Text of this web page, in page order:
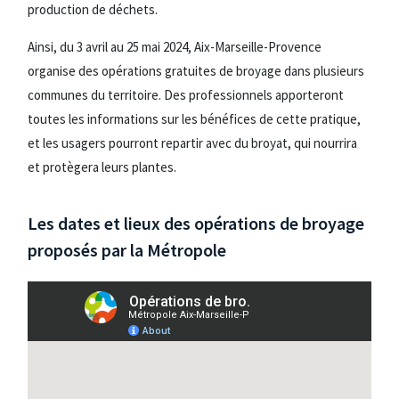
production de déchets.
Ainsi, du 3 avril au 25 mai 2024, Aix-Marseille-Provence
organise des opérations gratuites de broyage dans plusieurs
communes du territoire. Des professionnels apporteront
toutes les informations sur les bénéfices de cette pratique,
et les usagers pourront repartir avec du broyat, qui nourrira
et protègera leurs plantes.
Les dates et lieux des opérations de broyage
proposés par la Métropole